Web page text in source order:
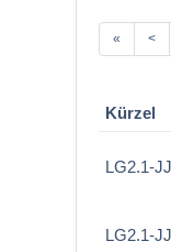
« <
Kürzel
LG2.1-
LG2.1-